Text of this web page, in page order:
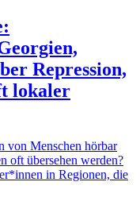
Repression,
lokaler
von Menschen hörbar
oft übersehen werden?
in Regionen, die